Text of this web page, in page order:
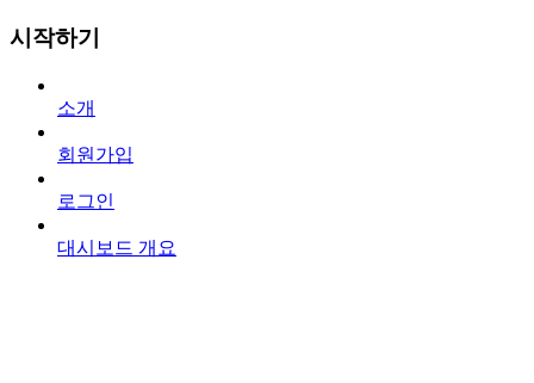
시작하기
소개
회원가입
로그인
대시보드 개요